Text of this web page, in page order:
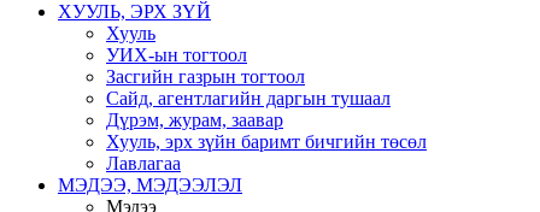
ХУУЛЬ, ЭРХ ЗҮЙ
Хууль
УИХ-ын тогтоол
Засгийн газрын тогтоол
Сайд, агентлагийн даргын тушаал
Дүрэм, журам, заавар
Хууль, эрх зүйн баримт бичгийн төсөл
Лавлагаа
МЭДЭЭ, МЭДЭЭЛЭЛ
Мэдээ